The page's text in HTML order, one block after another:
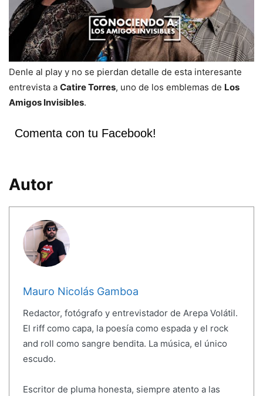
Denle al play y no se pierdan detalle de esta interesante
entrevista a Catire Torres, uno de los emblemas de Los
Amigos Invisibles.
Comenta con tu Facebook!
Autor
Mauro Nicolás Gamboa
Redactor, fotógrafo y entrevistador de Arepa Volátil.
El riff como capa, la poesía como espada y el rock
and roll como sangre bendita. La música, el único
escudo.
Escritor de pluma honesta, siempre atento a las